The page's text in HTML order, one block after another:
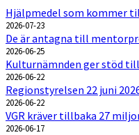
Hjälpmedel som kommer
2026-07-23
De är antagna till
2026-06-25
Kulturnämnden ger stöd
2026-06-22
Regionstyrelsen 22 juni
2026-06-22
VGR kräver tillbaka 27
2026-06-17